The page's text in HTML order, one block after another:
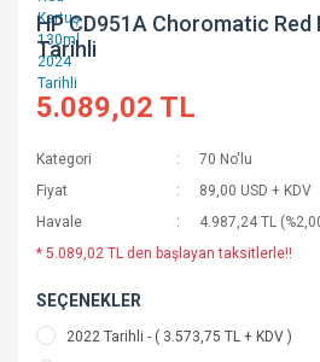
HP CD951A Choromatic
Tarihli
5.089,02 TL
Kategori
70 No'lu
Fiyat
89,00 USD + KDV
Havale
4.987,24 TL
* 5.089,02 TL den başlayan taksitlerle!!
SEÇENEKLER
2022 Tarihli - ( 3.573,75 TL + KDV )